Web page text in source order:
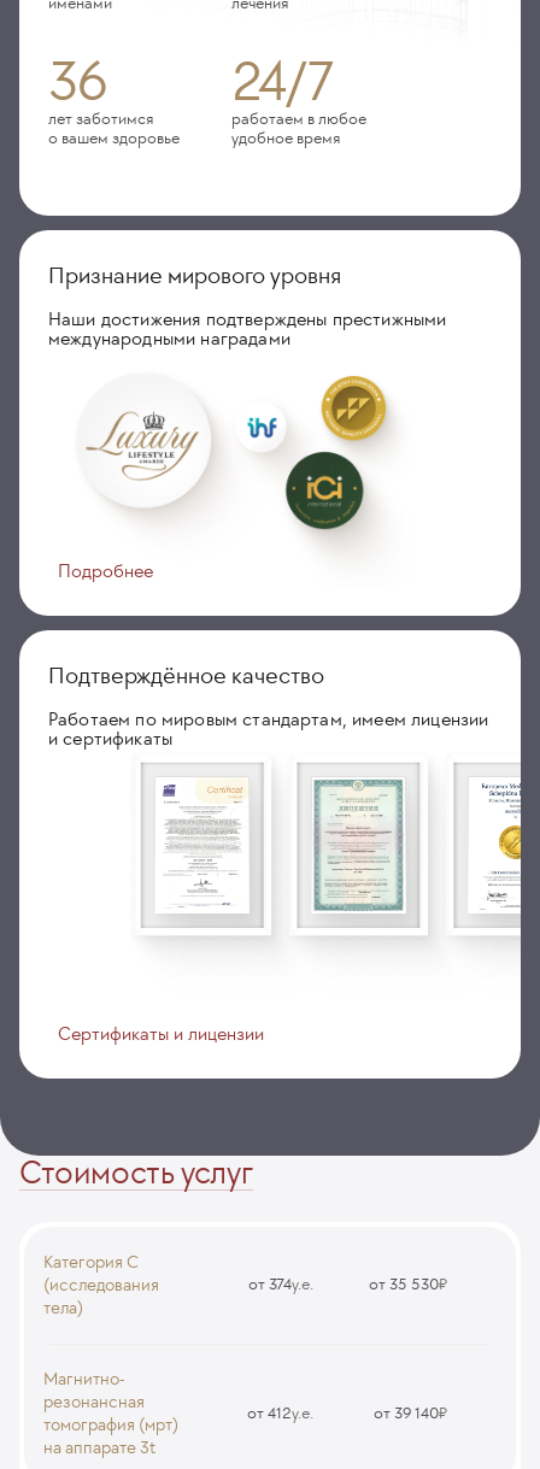
36
лет заботимся
о вашем здоровье
24/7
работаем в любое
удобное время
Признание мирового уровня
Наши достижения подтверждены престижными
международными наградами
Подробнее
Подтверждённое качество
Работаем по мировым стандартам, имеем лицензии
и сертификаты
Сертификаты и лицензии
Стоимость услуг
Категория С
(исследования
тела)
от 374у.е. от 35 530₽
MRI70
Магнитно-
резонансная
томография (мрт)
на аппарате 3t
от 412у.е. от 39 140₽